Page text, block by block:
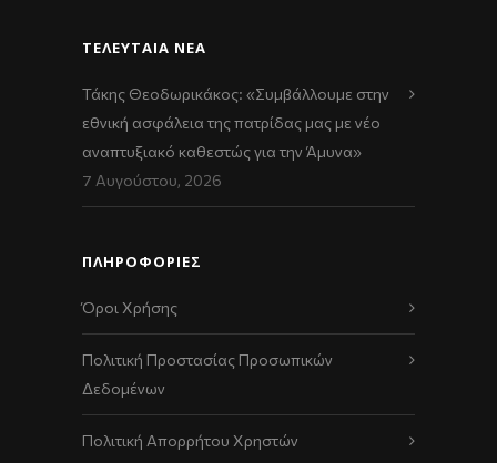
ΤΕΛΕΥΤΑΊΑ ΝΈΑ
Τάκης Θεοδωρικάκος: «Συμβάλλουμε στην
εθνική ασφάλεια της πατρίδας μας με νέο
αναπτυξιακό καθεστώς για την Άμυνα»
7 Αυγούστου, 2026
ΠΛΗΡΟΦΟΡΙΕΣ
Όροι Χρήσης
Πολιτική Προστασίας Προσωπικών
Δεδομένων
Πολιτική Απορρήτου Χρηστών